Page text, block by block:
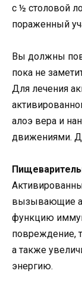
с ½ столовой
пораженный
Вы должны
пока не
Для лечения
алоэ вера и
движениями.
вызывающие
функцию
повреждение,
а также
энергию.